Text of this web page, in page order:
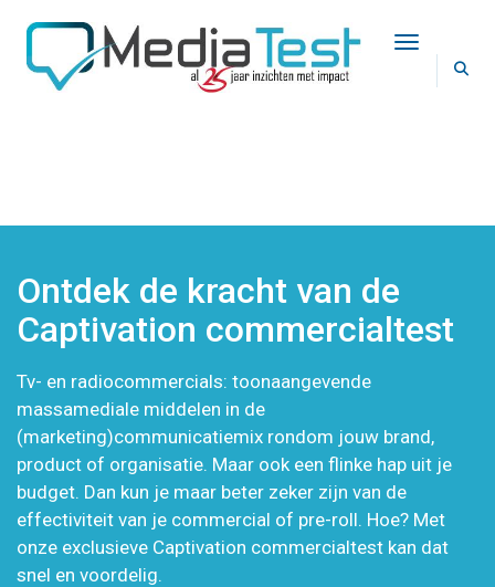
Toggle
Ontdek de kracht van de
Captivation commercialtest
Tv- en radiocommercials: toonaangevende
massamediale middelen in de
(marketing)communicatiemix rondom jouw brand,
product of organisatie. Maar ook een flinke hap uit je
budget. Dan kun je maar beter zeker zijn van de
effectiviteit van je commercial of pre-roll. Hoe? Met
onze exclusieve Captivation commercialtest kan dat
snel en voordelig.